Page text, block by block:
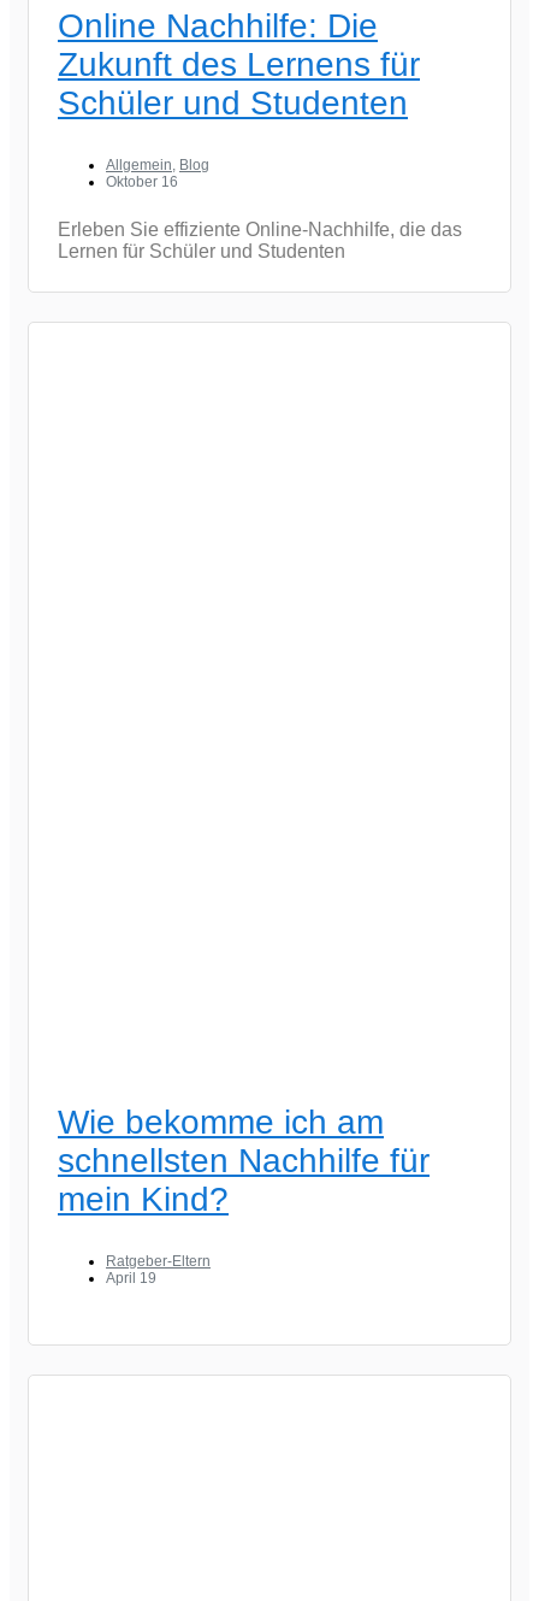
Online Nachhilfe: Die
Zukunft des Lernens für
Schüler und Studenten
Allgemein, Blog
Oktober 16
Erleben Sie effiziente Online-Nachhilfe, die das
Lernen für Schüler und Studenten
Wie bekomme ich am
schnellsten Nachhilfe für
mein Kind?
Ratgeber-Eltern
April 19